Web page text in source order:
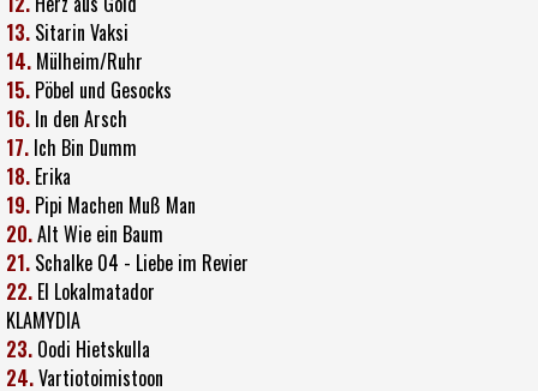
13. Sitarin Vaksi
14. Mülheim/Ruhr
15. Pöbel und Gesocks
16. In den Arsch
17. Ich Bin Dumm
18. Erika
19. Pipi Machen Muß Man
20.Alt Wie ein Baum
21. Schalke 04 - Liebe im Revier
22. El Lokalmatador
KLAMYDIA
23. Oodi Hietskulla
24.Vartiotoimistoon